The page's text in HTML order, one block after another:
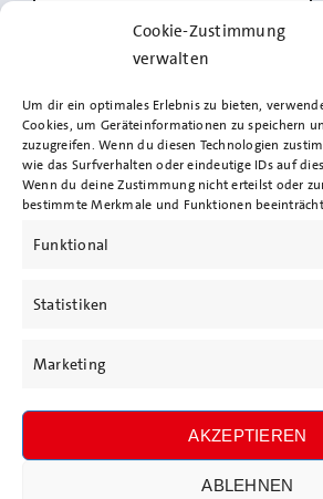
Cookie-Zustimmung
verwalten
Um dir ein optimales Erlebnis zu bieten,
Cookies, um Geräteinformationen zu speichern
zuzugreifen. Wenn du diesen Technologien
wie das Surfverhalten oder eindeutige IDs auf
Wenn du deine Zustimmung nicht erteilst oder
bestimmte Merkmale und Funktionen
Funktional
Statistiken
Marketing
AKZEPTIEREN
ABLEHNEN
info@spd-uetersen.de
Impressum
Datenschutz